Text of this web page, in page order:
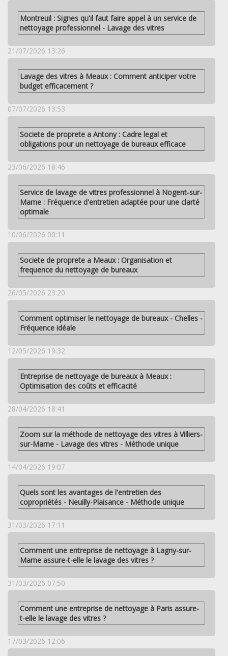
Montreuil : Signes qu'il faut faire appel à un service de
nettoyage professionnel - Lavage des vitres
21/07/2026 13:26
Lavage des vitres à Meaux : Comment anticiper votre
budget efficacement ?
07/07/2026 13:53
Societe de proprete a Antony : Cadre legal et
obligations pour un nettoyage de bureaux efficace
23/06/2026 18:46
Service de lavage de vitres professionnel à Nogent-sur-
Marne : Fréquence d'entretien adaptée pour une clarté
optimale
10/06/2026 00:11
Societe de proprete a Meaux : Organisation et
frequence du nettoyage de bureaux
26/05/2026 23:20
Comment optimiser le nettoyage de bureaux - Chelles -
Fréquence idéale
12/05/2026 19:32
Entreprise de nettoyage de bureaux à Meaux :
Optimisation des coûts et efficacité
28/04/2026 18:41
Zoom sur la méthode de nettoyage des vitres à Villiers-
sur-Marne - Lavage des vitres - Méthode unique
14/04/2026 19:07
Quels sont les avantages de l'entretien des
copropriétés - Neuilly-Plaisance - Méthode unique
31/03/2026 17:11
Comment une entreprise de nettoyage à Lagny-sur-
Marne assure-t-elle le lavage des vitres ?
31/03/2026 07:50
Comment une entreprise de nettoyage à Paris assure-
t-elle le lavage des vitres ?
17/03/2026 12:06